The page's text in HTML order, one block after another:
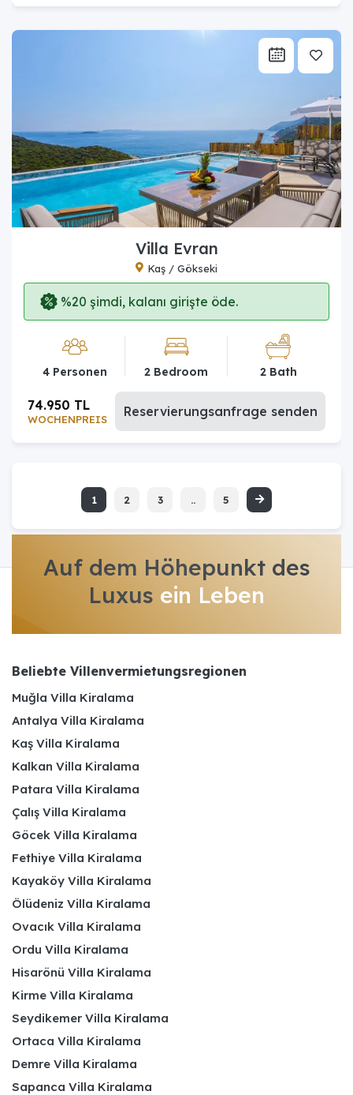
Villa Evran
Kaş / Gökseki
%20 şimdi, kalanı girişte öde.
4 Personen 2 Bedroom 2 Bath
WOCHENPREIS
74.950 TL Reservierungsanfrage senden
1 2 3 .. 5
Auf dem Höhepunkt des
Luxus ein Leben
Beliebte Villenvermietungsregionen
Muğla Villa Kiralama
Antalya Villa Kiralama
Kaş Villa Kiralama
Kalkan Villa Kiralama
Patara Villa Kiralama
Çalış Villa Kiralama
Göcek Villa Kiralama
Fethiye Villa Kiralama
Kayaköy Villa Kiralama
Ölüdeniz Villa Kiralama
Ovacık Villa Kiralama
Ordu Villa Kiralama
Hisarönü Villa Kiralama
Kirme Villa Kiralama
Seydikemer Villa Kiralama
Ortaca Villa Kiralama
Demre Villa Kiralama
Sapanca Villa Kiralama